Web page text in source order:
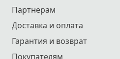
Партнерам
Доставка и оплата
Гарантия и возврат
Покупателям